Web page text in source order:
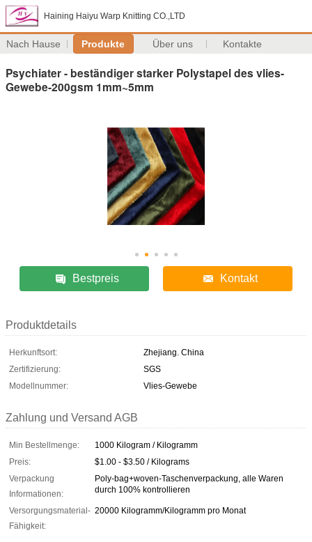
Haining Haiyu Warp Knitting CO.,LTD
Nach Hause Produkte Über uns Kontakte
Psychiater - beständiger starker Polystapel des vlies-
Gewebe-200gsm 1mm~5mm
Bestpreis Kontakt
Produktdetails
Herkunftsort:
Zhejiang. China
Zertifizierung:
SGS
Modellnummer:
Vlies-Gewebe
Zahlung und Versand AGB
Min Bestellmenge:
1000 Kilogram / Kilogramm
Preis:
$1.00 - $3.50 / Kilograms
Verpackung
Informationen:
Poly-bag+woven-Taschenverpackung, alle Waren
durch 100% kontrollieren
Versorgungsmaterial-
Fähigkeit:
20000 Kilogramm/Kilogramm pro Monat